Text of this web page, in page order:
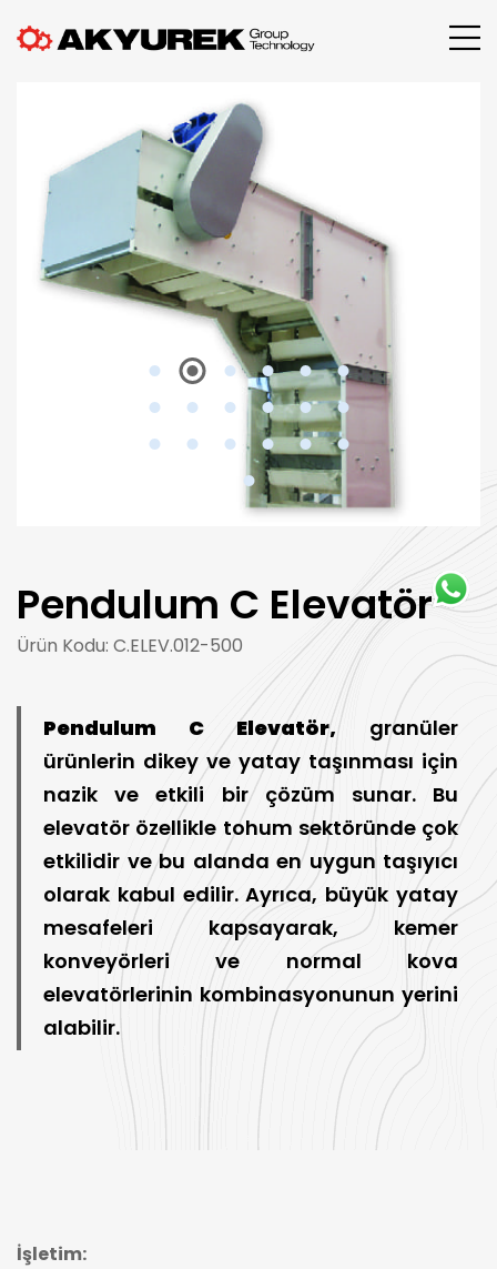
Pendulum C Elevatör
Ürün Kodu: C.ELEV.012-500
Pendulum C Elevatör,granüler
ürünlerin dikey ve yatay taşınması için
nazik ve etkili bir çözüm sunar. Bu
elevatör özellikle tohum sektöründe çok
etkilidir ve bu alanda en uygun taşıyıcı
olarak kabul edilir. Ayrıca, büyük yatay
mesafeleri kapsayarak, kemer
konveyörleri ve normal kova
elevatörlerinin kombinasyonunun yerini
alabilir.
İşletim: